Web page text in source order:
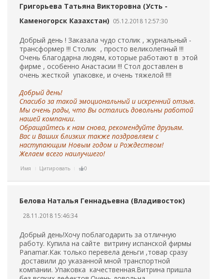
Григорьева Татьяна Викторовна (Усть -
Каменогорск Казахстан) 05.12.2018 12:57:30
Добрый день ! Заказала чудо столик , журнальный -
трансформер !!! Столик , просто великолепный !!!
Очень благодарна людям, которые работают в этой
фирме , особенно Анастасии !!! Стол доставлен в
очень жесткой упаковке, и очень тяжелой !!!!
Добрый день!
Спасибо за такой эмоциональный и искренний отзыв.
Мы очень рады, что Вы остались довольны работой
нашей компании.
Обращайтесь к нам снова, рекомендуйте друзьям.
Вас и Ваших близких также поздравляем с
наступающим Новым годом и Рождеством!
Желаем всего наилучшего!
Имя Цитировать 0
Белова Наталья Геннадьевна (Владивосток)
28.11.2018 15:46:34
Добрый день!Хочу поблагодарить за отличную
работу. Купила на сайте витрину испанской фирмы
Panamar.Как только перевела деньги ,товар сразу
доставили до указанной мной транспортной
компании. Упаковка качественная.Витрина пришла